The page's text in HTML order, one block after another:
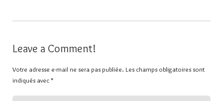
Leave a Comment!
Votre adresse e-mail ne sera pas publiée. Les champs obligatoires sont
indiqués avec*